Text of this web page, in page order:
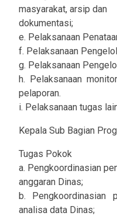
masyarakat, arsip dan
dokumentasi;
e. Pelaksanaan
f. Pelaksanaan
g. Pelaksanaan
h. Pelaksanaan
pelaporan.
i. Pelaksanaan tugas
Kepala Sub Bagian
Tugas Pokok
a. Pengkoordinasian
anggaran Dinas;
b. Pengkoordinasian
analisa data Dinas;